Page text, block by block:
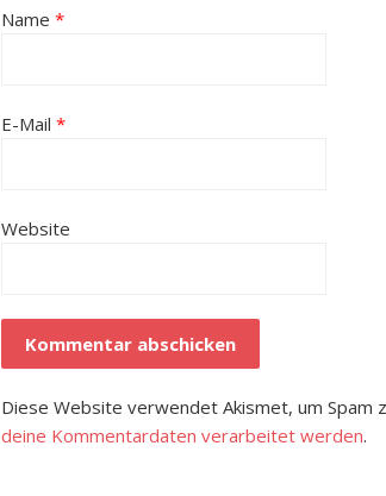
Name *
E-Mail *
Website
Diese Website verwendet Akismet, um Spam
deine Kommentardaten verarbeitet werden.